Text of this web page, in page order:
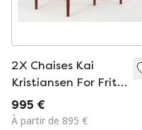
2X Chaises Kai
Kristiansen For Fritz
Hansen Vintage
995 €
À partir de 895 €